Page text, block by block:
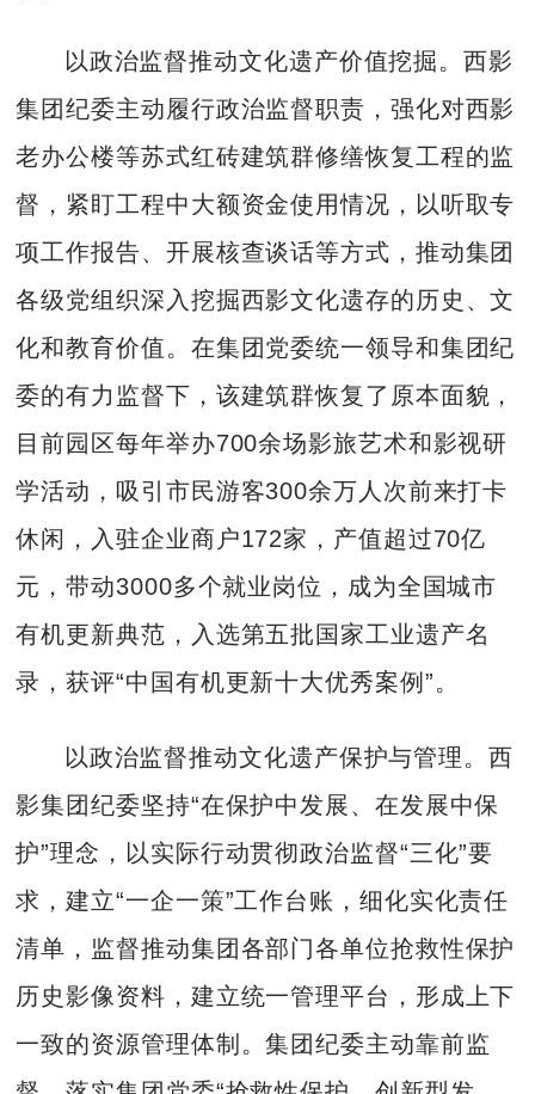
以政治监督推动文化遗产价值挖掘。西影
集团纪委主动履行政治监督职责，强化对西影
老办公楼等苏式红砖建筑群修缮恢复工程的监
督，紧盯工程中大额资金使用情况，以听取专
项工作报告、开展核查谈话等方式，推动集团
各级党组织深入挖掘西影文化遗存的历史、文
化和教育价值。在集团党委统一领导和集团纪
委的有力监督下，该建筑群恢复了原本面貌，
目前园区每年举办700余场影旅艺术和影视研
学活动，吸引市民游客300余万人次前来打卡
休闲，入驻企业商户172家，产值超过70亿
元，带动3000多个就业岗位，成为全国城市
有机更新典范，入选第五批国家工业遗产名
录，获评“中国有机更新十大优秀案例”。
以政治监督推动文化遗产保护与管理。西
影集团纪委坚持“在保护中发展、在发展中保
护”理念，以实际行动贯彻政治监督“三化”要
求，建立“一企一策”工作台账，细化实化责任
清单，监督推动集团各部门各单位抢救性保护
历史影像资料，建立统一管理平台，形成上下
一致的资源管理体制。集团纪委主动靠前监